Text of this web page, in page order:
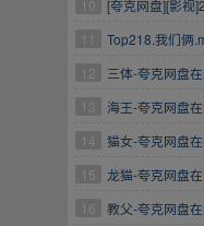
10
[夸克网盘][影视
中字
11
Top218.我们俩
12
三体-夸克网盘
13
海王-夸克网盘
14
猫女-夸克网盘
15
龙猫-夸克网盘
16
教父-夸克网盘